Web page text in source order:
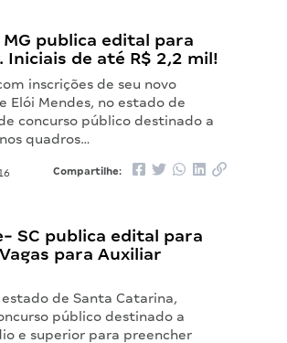
publica edital para
de até R$ 2,2 mil!
inscrições de seu novo
Elói Mendes, no estado de
concurso público destinado a
quadros…
Compartilhe:
SC publica edital para
para Auxiliar
de Santa Catarina,
público destinado a
e superior para preencher